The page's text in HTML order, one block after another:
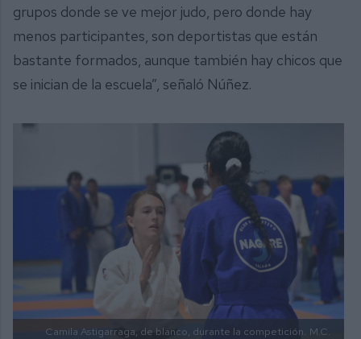
grupos donde se ve mejor judo, pero donde hay
menos participantes, son deportistas que están
bastante formados, aunque también hay chicos que
se inician de la escuela”, señaló Núñez.
Camila Astigarraga, de blanco, durante la competición. M.C.